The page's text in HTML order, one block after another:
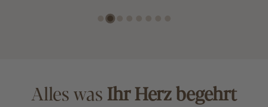
Alles wasIhr Herz begehrt